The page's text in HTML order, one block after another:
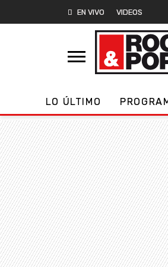
EN VIVO VIDEOS
LO ÚLTIMO